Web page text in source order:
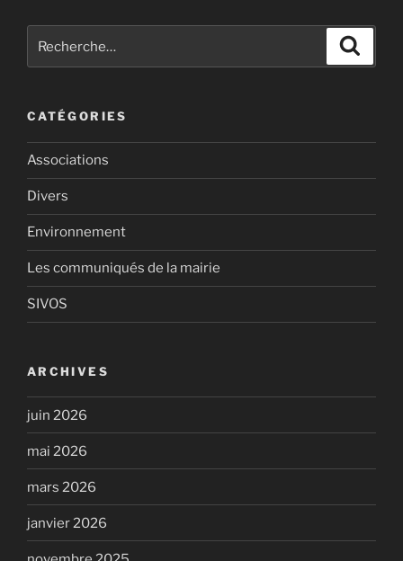
pour
CATÉGORIES
Associations
Divers
Environnement
Les communiqués de la mairie
SIVOS
ARCHIVES
juin 2026
mai 2026
mars 2026
janvier 2026